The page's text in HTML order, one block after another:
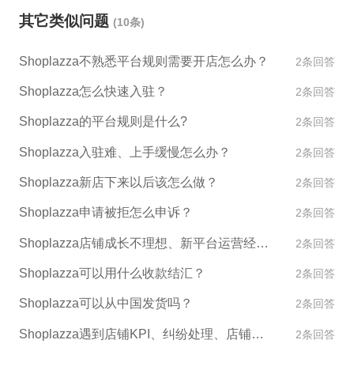
解商家情况，可能进行商家考察。 4. 通过审核后，品
za平台。 5. Shoplazza平台审核授权证书是否真实有
效。如果审核通过，就可以在平台上销售该品牌的商
所不同。此外，Shoplazza也提供相关的品牌授权服
务，具体可以咨询客服了解。
其它类似问题 (10条)
Shoplazza不熟悉平台规则需要开店怎么办？ 2条回答
Shoplazza怎么快速入驻？ 2条回答
Shoplazza的平台规则是什么? 2条回答
Shoplazza入驻难、上手缓慢怎么办？ 2条回答
Shoplazza新店下来以后该怎么做？ 2条回答
Shoplazza申请被拒怎么申诉？ 2条回答
Shoplazza店铺成长不理想、新平台运营经验不足怎么办？ 2条回答
Shoplazza可以用什么收款结汇？ 2条回答
Shoplazza可以从中国发货吗？ 2条回答
Shoplazza遇到店铺KPI、纠纷处理、店铺异常如何处理？ 2条回答